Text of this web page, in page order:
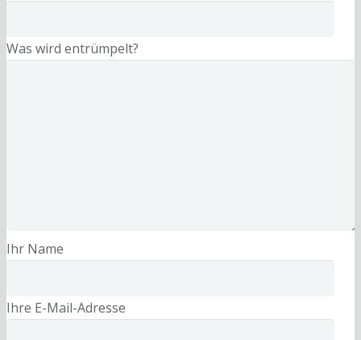
Was wird entrümpelt?
Ihr Name
Ihre E-Mail-Adresse